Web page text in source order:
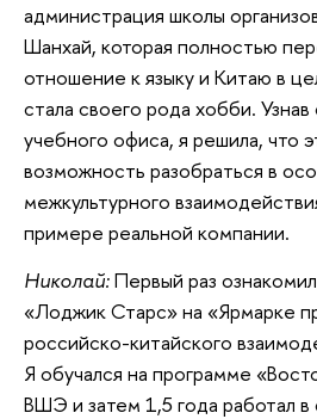
администрация школы
Шанхай, которая полностью
отношение к языку и Китаю в
стала своего рода хобби.
учебного офиса, я решила, что
возможность разобраться в
межкультурного
примере реальной компании.
Николай:Первый раз
«Лоджик Старс» на «Ярмарке
российско-китайского
Я обучался на программе
ВШЭ и затем 1,5 года работал